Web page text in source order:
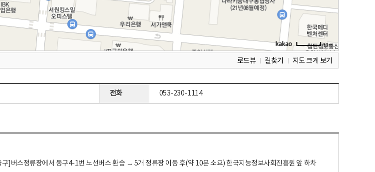
로드뷰 길찾기 지도 크게 보기
전화 053-230-1114
]버스정류장에서 동구4-1번 노선버스 환승 → 5개 정류장 이동 후(약 10분 소요) 한국지능정보사회진흥원 앞 하차